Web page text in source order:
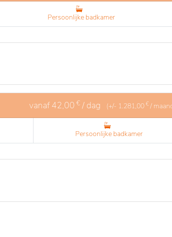
Persoonlijke badkamer
vanaf42,00 € / dag (+/- 1.281,00 € /
Persoonlijke badkamer